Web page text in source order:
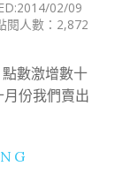
2014/02/09
閱人數：2,872
數激增數十
份我們賣出